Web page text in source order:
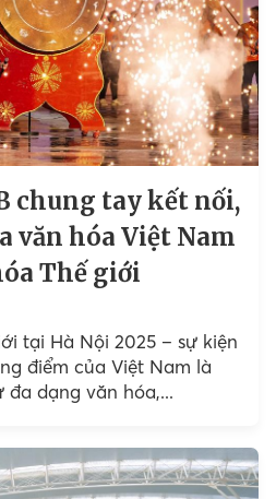
chung tay kết nối,
văn hóa Việt Nam
Thế giới
tại Hà Nội 2025 – sự kiện
điểm của Việt Nam là
dạng văn hóa,...